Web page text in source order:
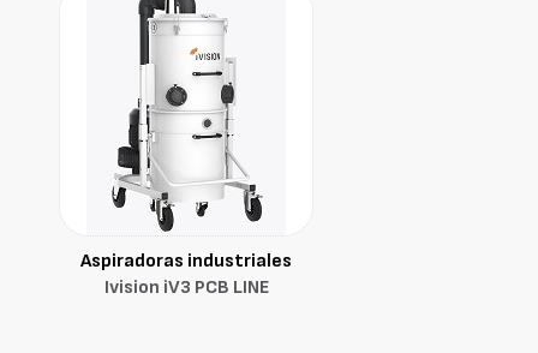
Aspiradoras industriales
Ivision iV3 PCB LINE